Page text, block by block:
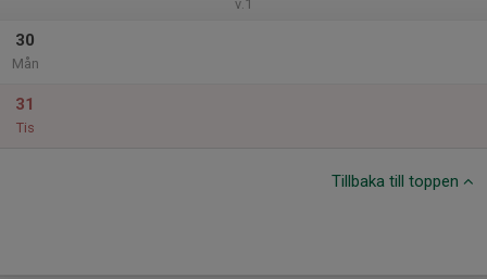
v.1
30
Mån
31
Tis
Tillbaka till toppen